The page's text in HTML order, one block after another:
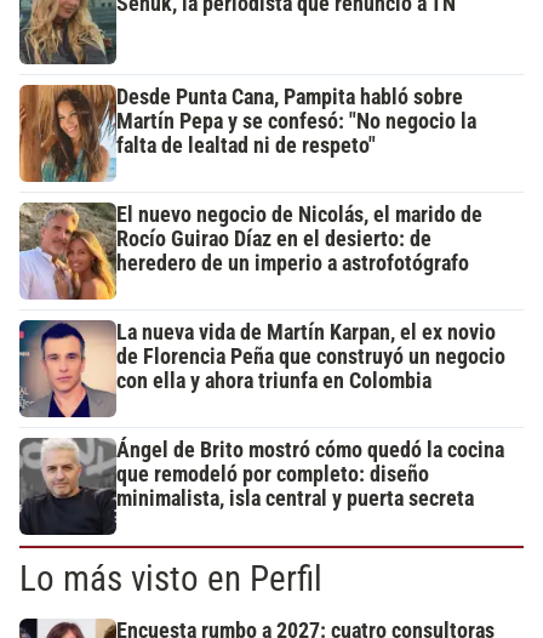
Desde Punta Cana, Pampita habló sobre
Martín Pepa y se confesó: "No negocio la
falta de lealtad ni de respeto"
El nuevo negocio de Nicolás, el marido de
Rocío Guirao Díaz en el desierto: de
heredero de un imperio a astrofotógrafo
La nueva vida de Martín Karpan, el ex novio
de Florencia Peña que construyó un negocio
con ella y ahora triunfa en Colombia
Ángel de Brito mostró cómo quedó la cocina
que remodeló por completo: diseño
minimalista, isla central y puerta secreta
Lo más visto en Perfil
Encuesta rumbo a 2027: cuatro consultoras